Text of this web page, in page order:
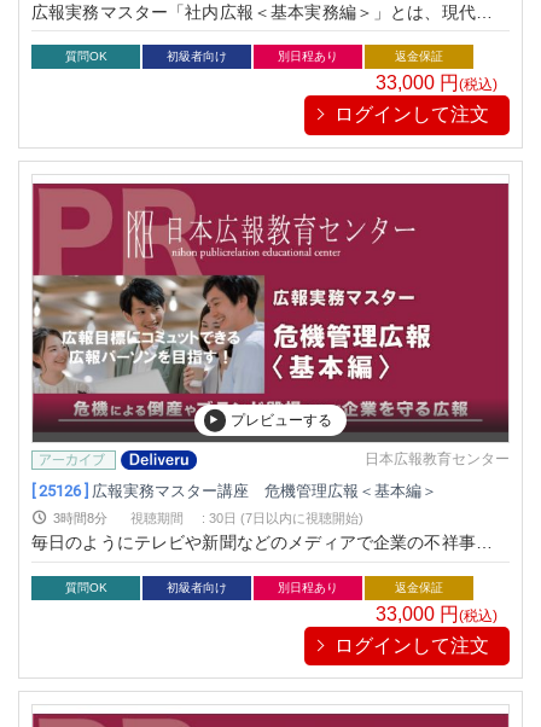
広報実務マスター「社内広報＜基本実務編＞」とは、現代の企
業経営に必須とされる社内広報の基本を押さえるとともに最新
の手法とその具体的な展開方法をわかりやすく解説する講座で
す。従来の社内報などのツールに加え新しいツールを知り、社
員との多岐にわたるコミュニケーション手法を学ぶことで、す
ぐに実践できるようになります。社内広報は企業が社員に対し
て社内の情報を共有するために実施する広報活動です。社内の
コミュニケーションを円滑にするための必要不可欠な手法で
す。この社内広報を機能させることで、より社員としての意識
を自覚し、その会社の一員としての行動を促します。企業と社
員の信頼関係を深め、最終的には企業の組織を強化につながり
質問OK 初級者向け 別日程あり 返金保証
33,000 円(税込)
ログインして注文
プレビューする
日本広報教育センター
[ 25126 ] 広報実務マスター講座 危機管理広報＜基本編＞
3時間8分 視聴期間 : 30日 (7日以内に視聴開始)
毎日のようにテレビや新聞などのメディアで企業の不祥事や批
判を目にします。現代社会では企業は様々な危機にさらされて
います。危機が生じた際、対応を一つでも誤れば、多くのメデ
ィアから長期にわたりバッシングを受け、企業経営に大きなダ
メージを受けます。最悪なケースでは倒産や廃業に追い込まれ
ることもあります。ここ数年の出来事を思い出しただけでも、
その事例は数え上げるときりが無いと思います。そのため危機
管理広報は、企業経営において必須と言われています。広報を
質問OK 初級者向け 別日程あり 返金保証
33,000 円(税込)
ログインして注文